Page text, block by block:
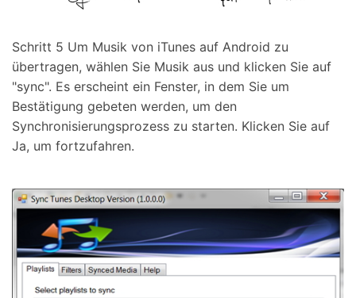
Schritt 5 Um Musik von iTunes auf Android zu
übertragen, wählen Sie Musik aus und klicken Sie auf
"sync". Es erscheint ein Fenster, in dem Sie um
Bestätigung gebeten werden, um den
Synchronisierungsprozess zu starten. Klicken Sie auf
Ja, um fortzufahren.